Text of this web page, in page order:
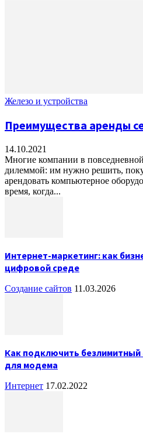
Железо и устройства
Преимущества аренды
14.10.2021
Многие компании в
дилеммой: им нужно решить,
арендовать компьютерное
время, когда...
Интернет-маркетинг: как
цифровой среде
Создание сайтов 11.03.2026
Как подключить безлимитный
для модема
Интернет 17.02.2022